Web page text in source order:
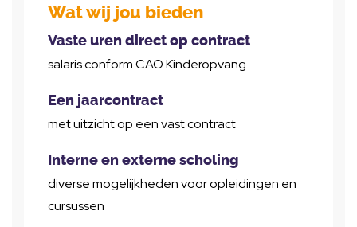
Wat wij jou bieden
Vaste uren direct op contract
salaris conform CAO Kinderopvang
Een jaarcontract
met uitzicht op een vast contract
Interne en externe scholing
diverse mogelijkheden voor opleidingen en
cursussen